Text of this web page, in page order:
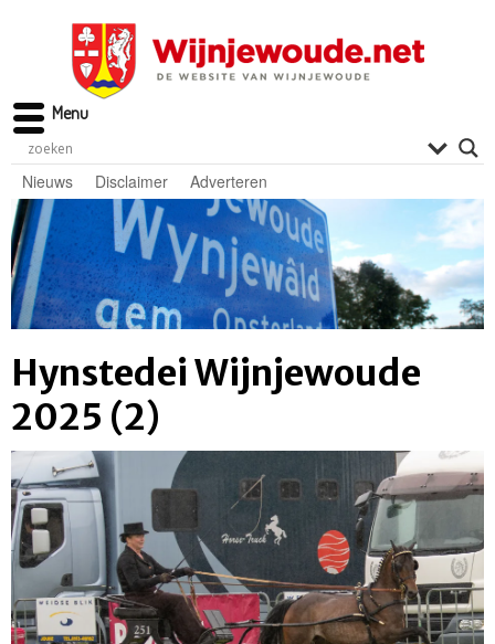
Nieuws Disclaimer Adverteren
Hynstedei Wijnjewoude
2025 (2)
Menu